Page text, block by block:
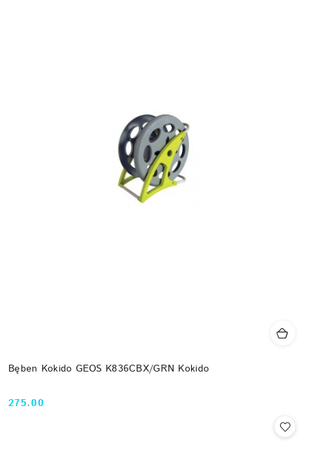
Bęben Kokido GEOS K836CBX/GRN Kokido
Cena:
275.00